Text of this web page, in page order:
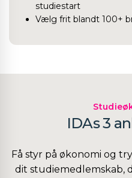
studiestart
Vælg frit blandt 100+
IDAs 3
Få styr på økonomi og
dit studiemedlemskab,